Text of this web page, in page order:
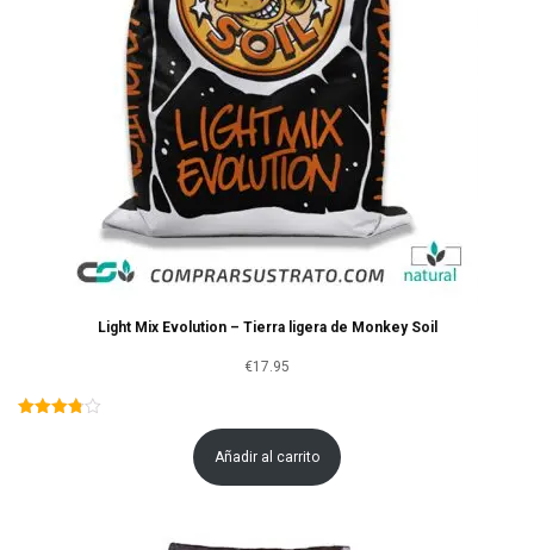
Light Mix Evolution – Tierra ligera de Monkey Soil
€17.95
Añadir al carrito